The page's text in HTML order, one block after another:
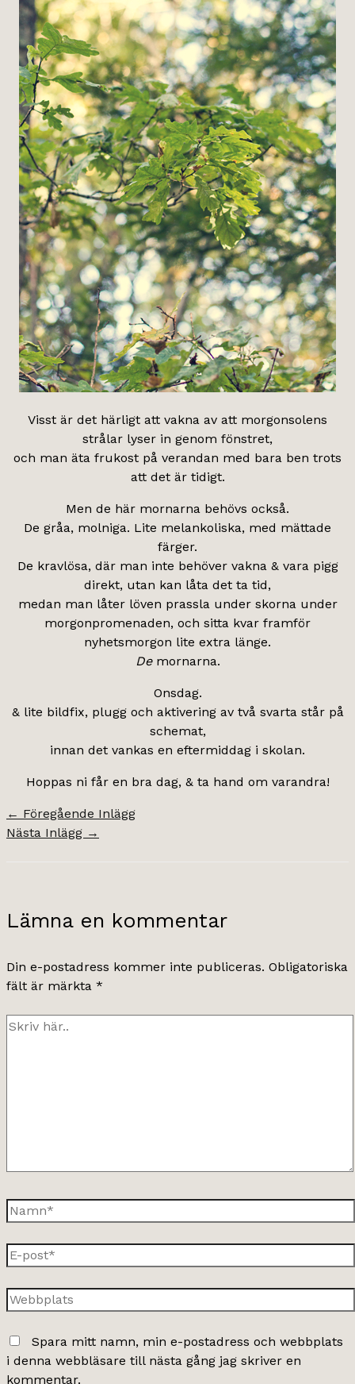
Visst är det härligt att vakna av att morgonsolens
strålar lyser in genom fönstret,
och man äta frukost på verandan med bara ben trots
att det är tidigt.
Men de här mornarna behövs också.
De gråa, molniga. Lite melankoliska, med mättade
färger.
De kravlösa, där man inte behöver vakna & vara pigg
direkt, utan kan låta det ta tid,
medan man låter löven prassla under skorna under
morgonpromenaden, och sitta kvar framför
nyhetsmorgon lite extra länge.
Demornarna.
Onsdag.
& lite bildfix, plugg och aktivering av två svarta står på
schemat,
innan det vankas en eftermiddag i skolan.
Hoppas ni får en bra dag, & ta hand om varandra!
← Föregående Inlägg
Nästa Inlägg →
Lämna en kommentar
Din e-postadress kommer inte publiceras. Obligatoriska
fält är märkta *
Skriv
Namn*
E-
post*
Webbplats
Spara mitt namn, min e-postadress och webbplats
i denna webbläsare till nästa gång jag skriver en
kommentar.